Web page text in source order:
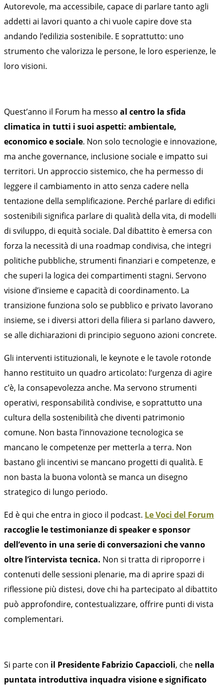
Autorevole, ma accessibile, capace di parlare tanto agli
addetti ai lavori quanto a chi vuole capire dove sta
andando l’edilizia sostenibile. E soprattutto: uno
strumento che valorizza le persone, le loro esperienze, le
loro visioni.
Quest’anno il Forum ha messo al centro la sfida
climatica in tutti i suoi aspetti: ambientale,
economico e sociale. Non solo tecnologie e innovazione,
ma anche governance, inclusione sociale e impatto sui
territori. Un approccio sistemico, che ha permesso di
leggere il cambiamento in atto senza cadere nella
tentazione della semplificazione. Perché parlare di edifici
sostenibili significa parlare di qualità della vita, di modelli
di sviluppo, di equità sociale. Dal dibattito è emersa con
forza la necessità di una roadmap condivisa, che integri
politiche pubbliche, strumenti finanziari e competenze, e
che superi la logica dei compartimenti stagni. Servono
visione d’insieme e capacità di coordinamento. La
transizione funziona solo se pubblico e privato lavorano
insieme, se i diversi attori della filiera si parlano davvero,
se alle dichiarazioni di principio seguono azioni concrete.
Gli interventi istituzionali, le keynote e le tavole rotonde
hanno restituito un quadro articolato: l’urgenza di agire
c’è, la consapevolezza anche. Ma servono strumenti
operativi, responsabilità condivise, e soprattutto una
cultura della sostenibilità che diventi patrimonio
comune. Non basta l’innovazione tecnologica se
mancano le competenze per metterla a terra. Non
bastano gli incentivi se mancano progetti di qualità. E
non basta la buona volontà se manca un disegno
strategico di lungo periodo.
Ed è qui che entra in gioco il podcast. Le Voci del Forum
raccoglie le testimonianze di speaker e sponsor
dell’evento in una serie di conversazioni che vanno
oltre l’intervista tecnica. Non si tratta di riproporre i
contenuti delle sessioni plenarie, ma di aprire spazi di
riflessione più distesi, dove chi ha partecipato al dibattito
può approfondire, contestualizzare, offrire punti di vista
complementari.
Si parte con il Presidente Fabrizio Capaccioli, che nella
puntata introduttiva inquadra visione e significato